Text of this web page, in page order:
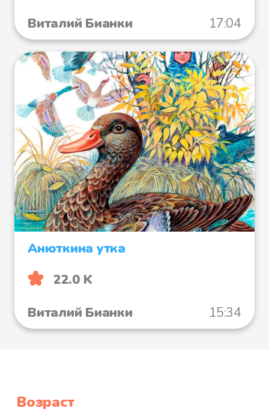
Виталий Бианки
17:04
Анюткина утка
22.0 K
Виталий Бианки
15:34
Возраст